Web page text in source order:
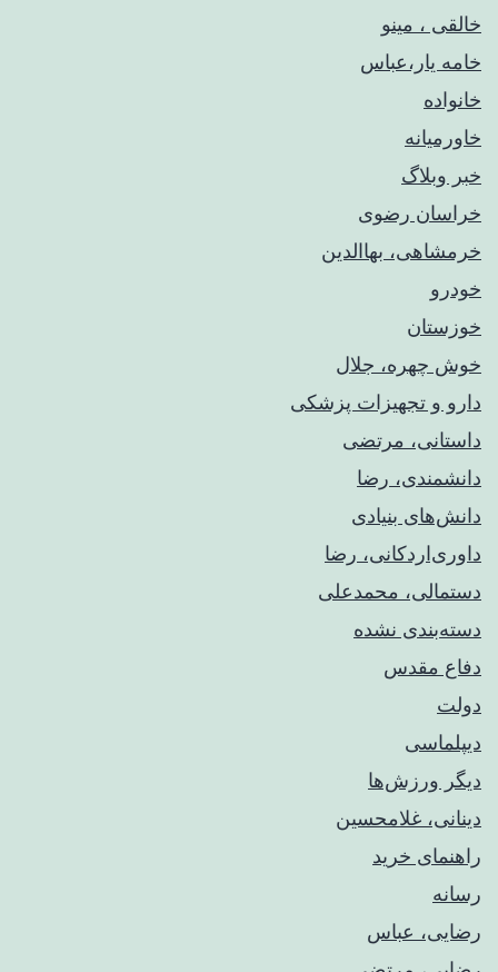
خالقی ، مینو
خامه یار،عباس
خانواده
خاورمیانه
خبر وبلاگ
خراسان رضوی
خرمشاهی، بهاالدین
خودرو
خوزستان
خوش چهره، جلال
دارو و تجهیزات پزشکی
داستانی، مرتضی
دانشمندی، رضا
دانش‌های بنیادی
داوری‌اردکانی، رضا
دستمالی، محمدعلی
دسته‌بندی نشده
دفاع مقدس
دولت
دیپلماسی
دیگر ورزش‌ها
دینانی، غلامحسین
راهنمای خريد
رسانه
رضایی، عباس